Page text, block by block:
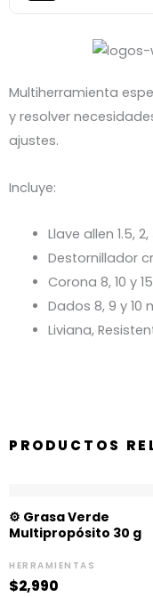
Multiherramienta
y resolver
ajustes.
Incluye:
Llave allen 1.5,
Destornillador
Corona 8, 10 y
Dados 8, 9 y 10
Liviana,
PRODUCTOS
⚙️ Grasa Verde
Multipropósito 30 g
HERRAMIENTAS
$2,990